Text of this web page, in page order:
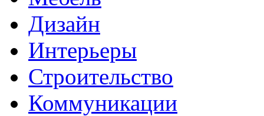
Дизайн
Интерьеры
Строительство
Коммуникации